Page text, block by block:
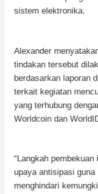
sistem elektronika.
Alexander
tindakan tersebut
berdasarkan laporan
terkait kegiatan
yang terhubung
Worldcoin dan
“Langkah pembekuan
upaya antisipasi guna
menghindari